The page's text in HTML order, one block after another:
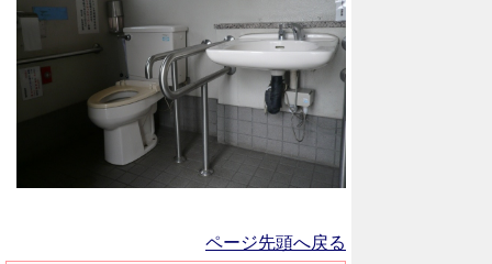
ページ先頭へ戻る